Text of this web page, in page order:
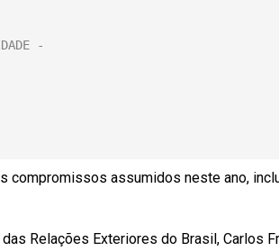
compromissos assumidos neste ano,
Relações Exteriores do Brasil, Carlos